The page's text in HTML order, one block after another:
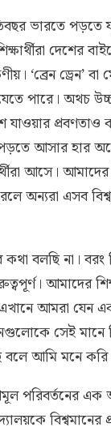
ভারতে
দেশের
‘ব্রেন ড্রেন’
পারে। অথচ
প্রবণতাও
পড়তে আসার হার
আসে।
অন্যরা এসব
কথা বলছি না।
আমাদের
আমরা যেন
সেই
আমি মনে করি
পরিবর্তনের
বিশ্বমানের